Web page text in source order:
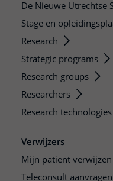
De Nieuwe Utrechtse
Stage en
Research
Strategic programs
Research groups
Researchers
Research technologies
Verwijzers
Mijn patiënt verwijzen
Teleconsult aanvragen